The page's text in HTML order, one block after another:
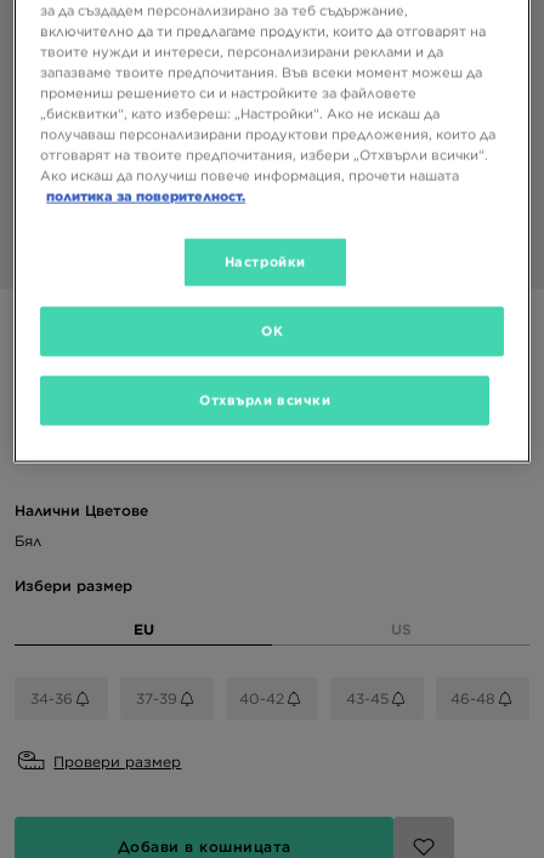
ADIDAS ЧОРАПИ 3 PACK SOLID MID CREW
4,99 €
Налични Цветове
Бял
Избери размер
EU US
34-36 37-39 40-42 43-45 46-48
Провери размер
Добави в кошницата
за да създадем персонализирано за теб съдържание,
включително да ти предлагаме продукти, които да отговарят на
твоите нужди и интереси, персонализирани реклами и да
запазваме твоите предпочитания. Във всеки момент можеш да
промениш решението си и настройките за файловете
„бисквитки“, като избереш: „Настройки“. Ако не искаш да
получаваш персонализирани продуктови предложения, които да
отговарят на твоите предпочитания, избери „Отхвърли всички“.
Ако искаш да получиш повече информация, прочети нашата
политика за поверителност.
Настройки
Отхвърли всички
OK